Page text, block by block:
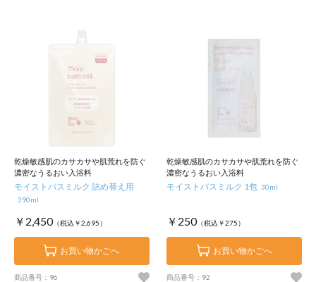
乾燥敏感肌のカサカサや肌荒れを防ぐ
濃密なうるおい入浴料
モイストバスミルク 詰め替え用
390ml
￥2,450（税込￥2,695）
お買い物かごへ
商品番号：96
乾燥敏感肌のカサカサや肌荒れを防ぐ
濃密なうるおい入浴料
モイストバスミルク 1包 30ml
￥250（税込￥275）
お買い物かごへ
商品番号：92